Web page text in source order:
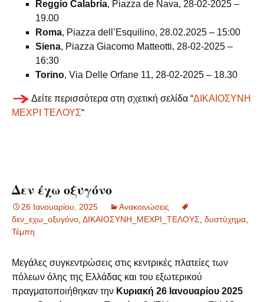
Reggio Calabria, Piazza de Nava, 28-02-2025 –
19.00
Roma, Piazza dell’Esquilino, 28.02.2025 – 15:00
Siena, Piazza Giacomo Matteotti, 28-02-2025 –
16:30
Torino, Via Delle Orfane 11, 28-02-2025 – 18.30
Δείτε περισσότερα στη σχετική σελίδα “ΔΙΚΑΙΟΣΥΝΗ
ΜΕΧΡΙ ΤΕΛΟΥΣ“
Δεν έχω οξυγόνο
26 Ιανουαρίου, 2025
Ανακοινώσεις
δεν_εχω_οξυγόνο ΔΙΚΑΙΟΣΥΝΗ_ΜΕΧΡΙ_ΤΕΛΟΥΣ δυστύχημα
Τέμπη
Μεγάλες συγκεντρώσεις στις κεντρικές πλατείες των
πόλεων όλης της Ελλάδας και του εξωτερικού
πραγματοποιήθηκαν την Κυριακή 26 Ιανουαρίου 2025